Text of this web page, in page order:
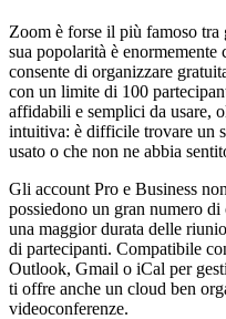
Zoom è forse il più famoso tra
sua popolarità è
consente di organizzare
con un limite di 100
affidabili e semplici da usare,
intuitiva: è difficile trovare un
usato o che non ne abbia
Gli account Pro e Business
possiedono un gran numero
una maggior durata delle
di partecipanti. Compatibile
Outlook, Gmail o iCal per
ti offre anche un cloud ben
videoconferenze.